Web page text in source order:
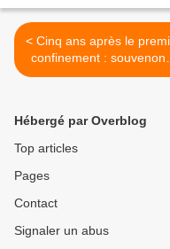
< Cinq ans après le premier
confinement : souvenons-
nous du délire sanitaire
Hébergé par Overblog
Top articles
Pages
Contact
Signaler un abus